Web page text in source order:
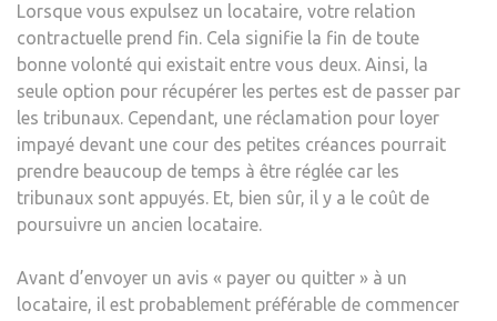
Lorsque vous expulsez un locataire, votre relation
contractuelle prend fin. Cela signifie la fin de toute
bonne volonté qui existait entre vous deux. Ainsi, la
seule option pour récupérer les pertes est de passer par
les tribunaux. Cependant, une réclamation pour loyer
impayé devant une cour des petites créances pourrait
prendre beaucoup de temps à être réglée car les
tribunaux sont appuyés. Et, bien sûr, il y a le coût de
poursuivre un ancien locataire.
Avant d’envoyer un avis « payer ou quitter » à un
locataire, il est probablement préférable de commencer